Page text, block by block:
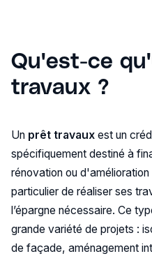
Qu'est-ce
travaux ?
Un prêt travauxest un
spécifiquement destiné à
rénovation ou d'amélioration
particulier de réaliser ses
l’épargne nécessaire. Ce
grande variété de projets :
de façade, aménagement